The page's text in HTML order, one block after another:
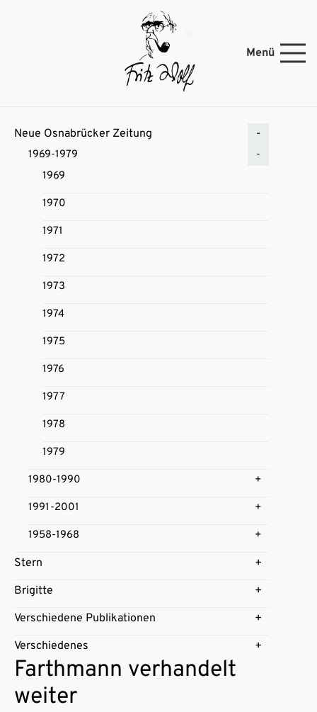
Menü
Neue Osnabrücker Zeitung
1969-1979
1969
1970
1971
1972
1973
1974
1975
1976
1977
1978
1979
1980-1990
1991-2001
1958-1968
Stern
Brigitte
Verschiedene Publikationen
Verschiedenes
Farthmann verhandelt
weiter